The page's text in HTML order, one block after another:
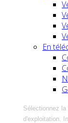
En
Sélectionnez
d'exploitation.